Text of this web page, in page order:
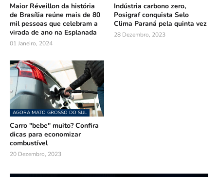
Maior Réveillon da história
de Brasília reúne mais de 80
mil pessoas que celebram a
virada de ano na Esplanada
01 Janeiro, 2024
Indústria carbono zero,
Posigraf conquista Selo
Clima Paraná pela quinta vez
28 Dezembro, 2023
AGORA MATO GROSSO DO SUL
Carro "bebe" muito? Confira
dicas para economizar
combustível
20 Dezembro, 2023